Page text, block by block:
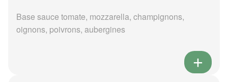
Base sauce tomate, mozzarella, champignons,
oignons, poivrons, aubergines